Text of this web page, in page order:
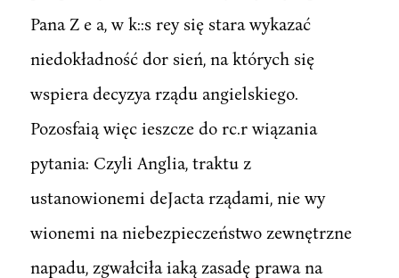
Pana Z e a, w k::s rey się stara wykazać
niedokładność dor sień, na których się
wspiera decyzya rządu angielskiego.
Pozosfaią więc ieszcze do rc.r wiązania
pytania: Czyli Anglia, traktu z
ustanowionemi deJacta rządami, nie wy
wionemi na niebezpieczeństwo zewnętrzne
napadu, zgwałciła iaką zasadę prawa na